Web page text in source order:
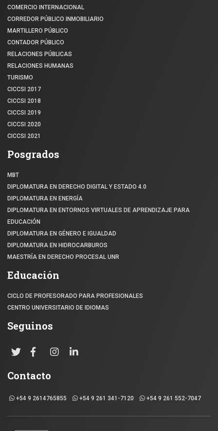
COMERCIO INTERNACIONAL
CORREDOR PÚBLICO INMOBILIARIO
MARTILLERO PÚBLICO
CONTADOR PÚBLICO
RELACIONES PÚBLICAS
RELACIONES HUMANAS
TURISMO
CICCSI 2017
CICCSI 2018
CICCSI 2019
CICCSI 2020
CICCSI 2021
Posgrados
MBT
DIPLOMATURA EN DERECHO DIGITAL Y ESTADO 4.0
DIPLOMATURA EN ENERGÍA
DIPLOMATURA EN ENTORNOS VIRTUALES DE APRENDIZAJE PARA
EDUCACIÓN
DIPLOMATURA EN GÉNERO E IGUALDAD
DIPLOMATURA EN HIDROCARBUROS
MAESTRÍA EN DERECHO PROCESAL UNR
Educación
CICLO DE PROFESORADO PARA PROFESIONALES
CENTRO UNIVERSITARIO DE IDIOMAS
Seguinos
Contacto
+54 9 2614765855 +54 9 261 341-7120 +54 9 261 552-7047